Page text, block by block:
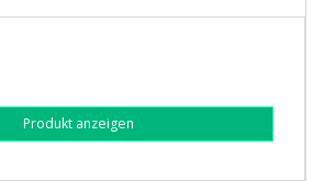
Produkt anzeigen